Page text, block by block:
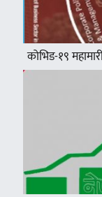
कोभिड-१९